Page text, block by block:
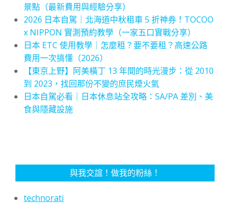
景點（最新費用與經驗分享）
2026 日本自駕｜北海道中秋租車 5 折神券！TOCOO
x NIPPON 實測預約教學（一家五口實戰分享）
日本 ETC 使用教學｜怎麼租？要不要租？高速公路
費用一次搞懂（2026）
【東京上野】阿美橫丁 13 年間的時光漫步：從 2010
到 2023，找回那份不變的庶民煙火氣
日本自駕必看｜日本休息站全攻略：SA/PA 差別、美
食與隱藏設施
與我交誼！做我的粉絲！
technorati